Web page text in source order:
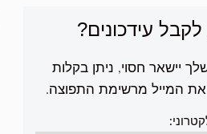
לקבל עידכונים?
יישאר חסוי, ניתן בקלות
המייל מרשימת התפוצה.